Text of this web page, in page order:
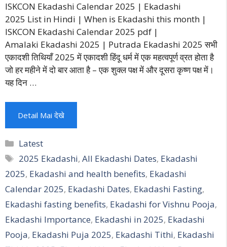
ISKCON Ekadashi Calendar 2025 | Ekadashi
2025 List in Hindi | When is Ekadashi this month |
ISKCON Ekadashi Calendar 2025 pdf |
Amalaki Ekadashi 2025 | Putrada Ekadashi 2025 सभी
एकादशी तिथियाँ 2025 में एकादशी हिंदू धर्म में एक महत्वपूर्ण व्रत होता है
जो हर महीने में दो बार आता है – एक शुक्ल पक्ष में और दूसरा कृष्ण पक्ष में।
यह दिन …
Detail Mai देखे
Categories
Latest
Tags
2025 Ekadashi,All Ekadashi Dates, Ekadashi
2025, Ekadashi and health benefits, Ekadashi
Calendar 2025, Ekadashi Dates, Ekadashi Fasting,
Ekadashi fasting benefits, Ekadashi for Vishnu Pooja,
Ekadashi Importance, Ekadashi in 2025, Ekadashi
Pooja, Ekadashi Puja 2025, Ekadashi Tithi, Ekadashi